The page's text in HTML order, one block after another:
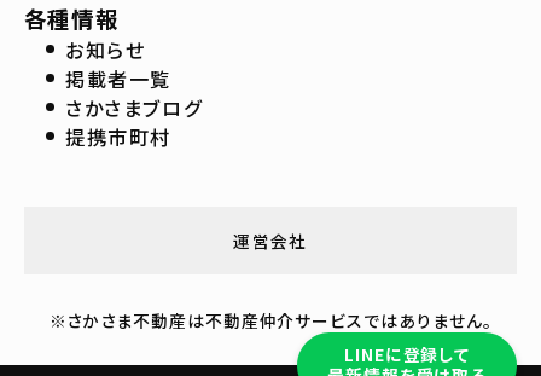
LINEに登録して
各種情報
お知らせ
掲載者一覧
さかさまブログ
提携市町村
運営会社
※さかさま不動産は不動産仲介サービスではありません。